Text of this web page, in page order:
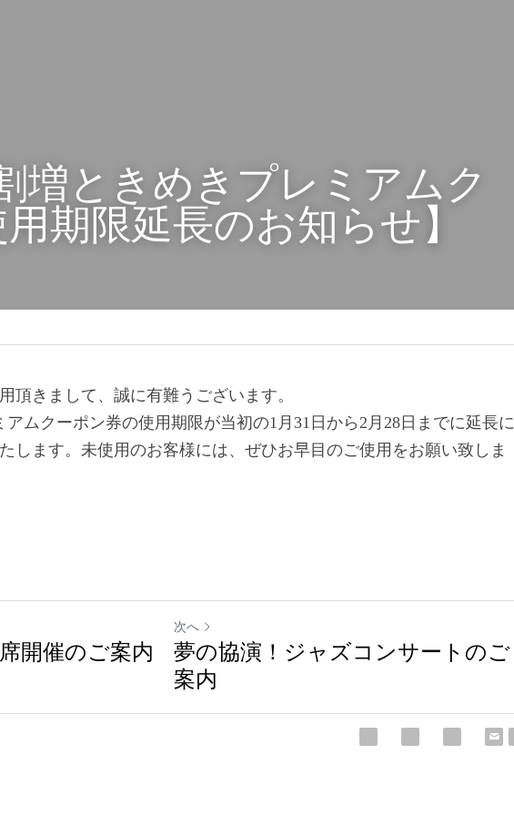
増ときめきプレミアムクー
限延長のお知らせ】
頂きまして、誠に有難うございます。
ムクーポン券の使用期限が当初の1月31日から2月28日までに延長に
します。未使用のお客様には、ぜひお早目のご使用をお願い致しま
開催のご案内
次へ
夢の協演！ジャズコンサートのご案
内